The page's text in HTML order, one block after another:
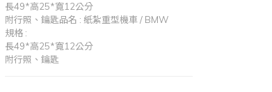
長49*高25*寬12公分
附行照、鑰匙品名 : 紙紮重型機車 / BMW
規格 :
長49*高25*寬12公分
附行照、鑰匙